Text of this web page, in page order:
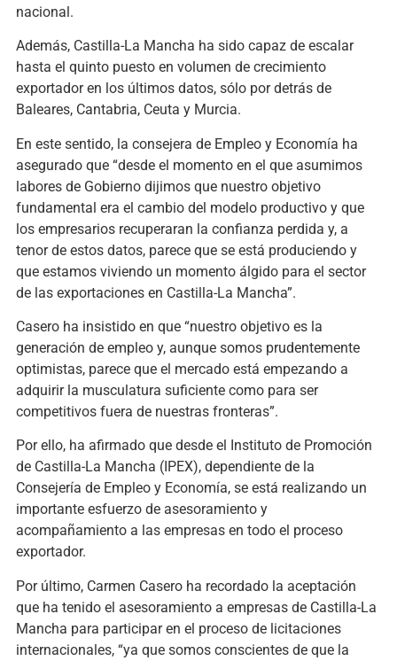
nacional.
Además, Castilla-La Mancha ha sido capaz de escalar
hasta el quinto puesto en volumen de crecimiento
exportador en los últimos datos, sólo por detrás de
Baleares, Cantabria, Ceuta y Murcia.
En este sentido, la consejera de Empleo y Economía ha
asegurado que “desde el momento en el que asumimos
labores de Gobierno dijimos que nuestro objetivo
fundamental era el cambio del modelo productivo y que
los empresarios recuperaran la confianza perdida y, a
tenor de estos datos, parece que se está produciendo y
que estamos viviendo un momento álgido para el sector
de las exportaciones en Castilla-La Mancha”.
Casero ha insistido en que “nuestro objetivo es la
generación de empleo y, aunque somos prudentemente
optimistas, parece que el mercado está empezando a
adquirir la musculatura suficiente como para ser
competitivos fuera de nuestras fronteras”.
Por ello, ha afirmado que desde el Instituto de Promoción
de Castilla-La Mancha (IPEX), dependiente de la
Consejería de Empleo y Economía, se está realizando un
importante esfuerzo de asesoramiento y
acompañamiento a las empresas en todo el proceso
exportador.
Por último, Carmen Casero ha recordado la aceptación
que ha tenido el asesoramiento a empresas de Castilla-La
Mancha para participar en el proceso de licitaciones
internacionales, “ya que somos conscientes de que la